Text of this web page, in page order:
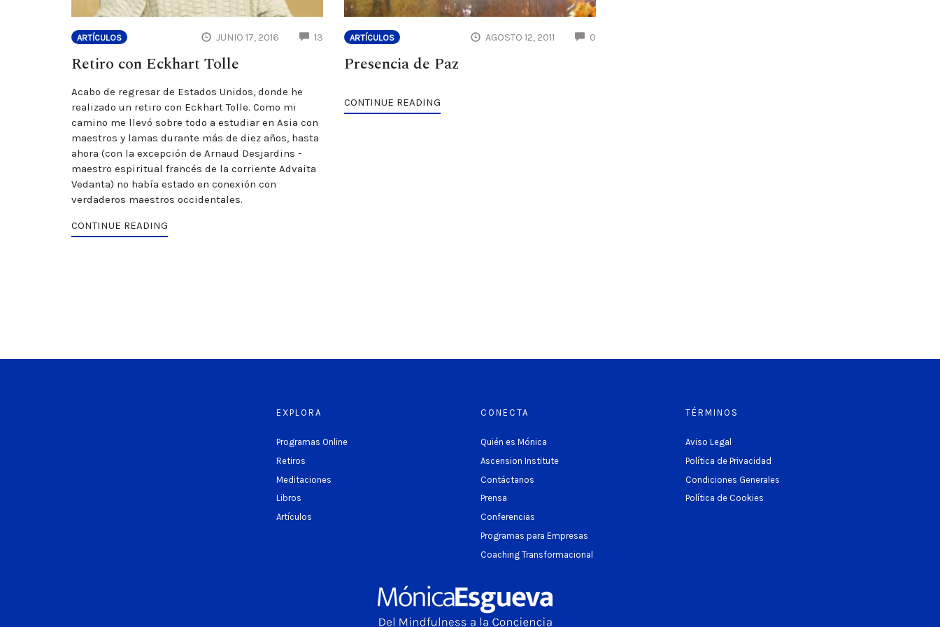
ARTÍCULOS JUNIO 17, 2016 13 COMMENTS
Retiro con Eckhart Tolle
Acabo de regresar de Estados Unidos, donde he
realizado un retiro con Eckhart Tolle. Como mi
camino me llevó sobre todo a estudiar en Asia con
maestros y lamas durante más de diez años, hasta
ahora (con la excepción de Arnaud Desjardins -
maestro espiritual francés de la corriente Advaita
Vedanta) no había estado en conexión con
verdaderos maestros occidentales.
CONTINUE READING
ARTÍCULOS AGOSTO 12, 2011 0
Presencia de Paz
CONTINUE READING
EXPLORA
Programas Online
Retiros
Meditaciones
Libros
Artículos
CONECTA
Quién es Mónica
Ascension Institute
Contáctanos
Prensa
Conferencias
Programas para Empresas
Coaching Transformacional
TÉRMINOS
Aviso Legal
Política de Privacidad
Condiciones Generales
Política de Cookies